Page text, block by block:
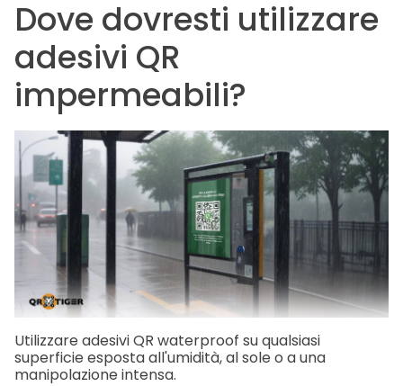
Dove dovresti utilizzare
adesivi QR
impermeabili?
Utilizzare adesivi QR waterproof su qualsiasi
superficie esposta all'umidità, al sole o a una
manipolazione intensa.